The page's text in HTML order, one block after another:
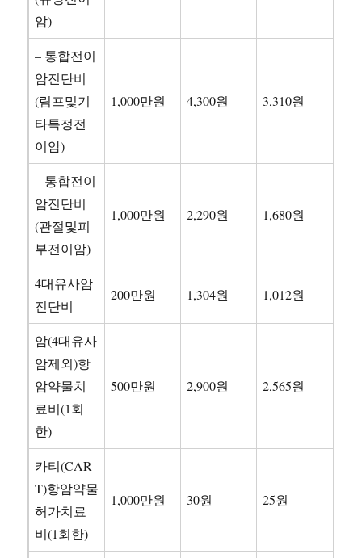
암)
– 통합전이
암진단비
(림프및기
타특정전
이암)
1,000만원 4,300원 3,310원
– 통합전이
암진단비
(관절및피
부전이암)
1,000만원 2,290원 1,680원
4대유사암
진단비
200만원 1,304원 1,012원
암(4대유사
암제외)항
암약물치
료비(1회
한)
500만원 2,900원 2,565원
카티(CAR-
T)항암약물
허가치료
비(1회한)
1,000만원 30원 25원